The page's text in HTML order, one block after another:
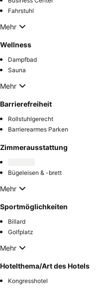
Fahrstuhl
Mehr
Wellness
Dampfbad
Sauna
Mehr
Barrierefreiheit
Rollstuhlgerecht
Barrierearmes Parken
Zimmerausstattung
Bügeleisen & -brett
Mehr
Sportmöglichkeiten
Billard
Golfplatz
Mehr
Hotelthema/Art des Hotels
Kongresshotel